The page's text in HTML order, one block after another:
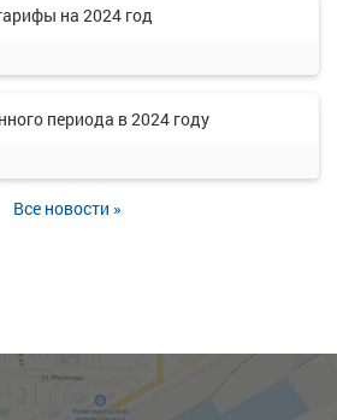
на 2024 год
периода в 2024 году
Все новости »